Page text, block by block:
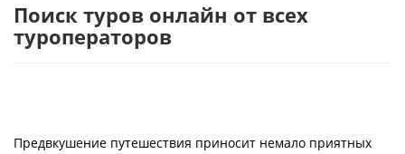
Горящие туры
Страны
Поиск туров онлайн от всех
туроператоров
Предвкушение путешествия приносит немало приятных